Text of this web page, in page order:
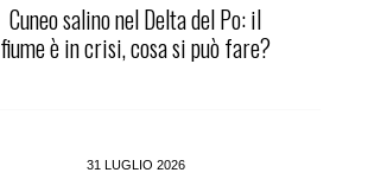
Cuneo salino nel Delta del Po: il
fiume è in crisi, cosa si può fare?
31 LUGLIO 2026